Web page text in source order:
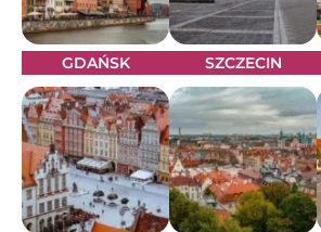
GDAŃSK SZCZECIN